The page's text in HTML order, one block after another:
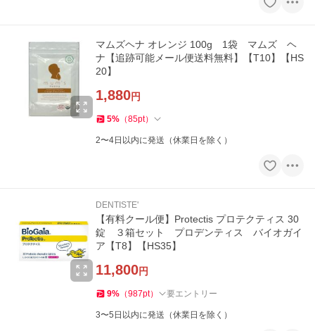
マムズヘナ オレンジ 100g 1袋 マムズ ヘ
ナ【追跡可能メール便送料無料】【T10】【HS
20】
1,880円
5% （85pt）
2〜4日以内に発送（休業日を除く）
DENTISTE'
【有料クール便】Protectis プロテクティス 30
錠 ３箱セット プロデンティス バイオガイ
ア【T8】【HS35】
11,800円
9% （987pt） 要エントリー
3〜5日以内に発送（休業日を除く）